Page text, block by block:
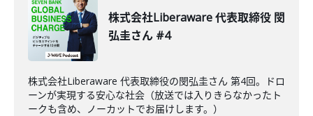
株式会社Liberaware 代表取締役 閔
弘圭さん #4
株式会社Liberaware 代表取締役の閔弘圭さん 第4回。ドロ
ーンが実現する安心な社会（放送では入りきらなかったト
ークも含め、ノーカットでお届けします。）